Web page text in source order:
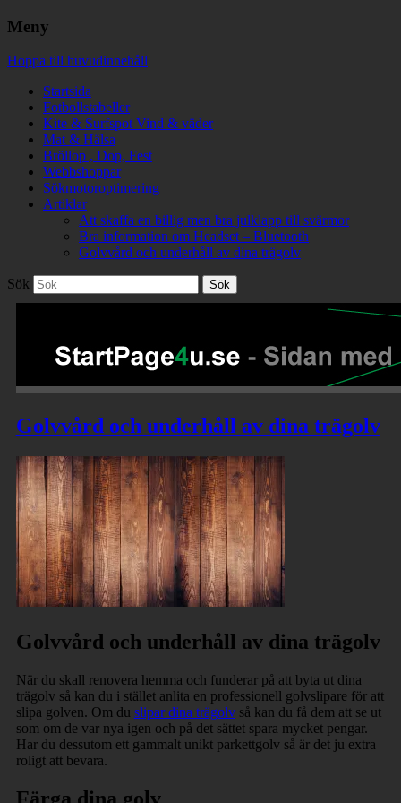
Meny
Hoppa till huvudinnehåll
Startsida
Fotbollstabeller
Kite & Surfspot Vind & väder
Mat & Hälsa
Bröllop , Dop, Fest
Webbshoppar
Sökmotoroptimering
Artiklar
Att skaffa en billig men bra julklapp till svärmor
Bra information om Headset – Bluetooth
Golvvård och underhåll av dina trägolv
Sök
Golvvård och underhåll av dina trägolv
Golvvård och underhåll av dina trägolv
När du skall renovera hemma och funderar på att byta ut dina
trägolv så kan du i stället anlita en professionell golvslipare för att
slipa golven. Om du slipar dina trägolvså kan du få dem att se ut
som om de var nya igen och på det sättet spara mycket pengar.
Har du dessutom ett gammalt unikt parkettgolv så är det ju extra
roligt att bevara.
Färga dina golv